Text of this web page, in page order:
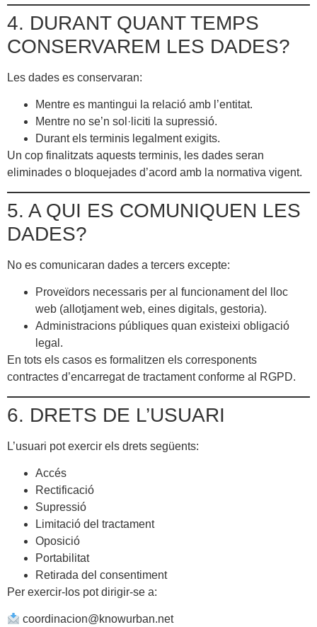
4. DURANT QUANT TEMPS
CONSERVAREM LES DADES?
Les dades es conservaran:
Mentre es mantingui la relació amb l’entitat.
Mentre no se’n sol·liciti la supressió.
Durant els terminis legalment exigits.
Un cop finalitzats aquests terminis, les dades seran
eliminades o bloquejades d’acord amb la normativa vigent.
5. A QUI ES COMUNIQUEN LES
DADES?
No es comunicaran dades a tercers excepte:
Proveïdors necessaris per al funcionament del lloc
web (allotjament web, eines digitals, gestoria).
Administracions públiques quan existeixi obligació
legal.
En tots els casos es formalitzen els corresponents
contractes d’encarregat de tractament conforme al RGPD.
6. DRETS DE L’USUARI
L’usuari pot exercir els drets següents:
Accés
Rectificació
Supressió
Limitació del tractament
Oposició
Portabilitat
Retirada del consentiment
Per exercir-los pot dirigir-se a:
coordinacion@knowurban.net